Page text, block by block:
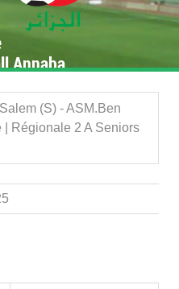
Annaba
(S) - ASM.Ben
| Régionale 2 A Seniors